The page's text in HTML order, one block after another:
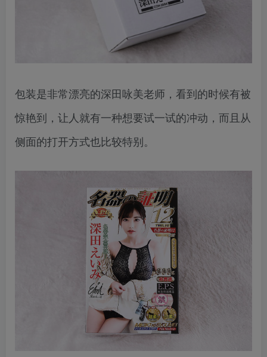
包装是非常漂亮的深田咏美老师，看到的时候有被
惊艳到，让人就有一种想要试一试的冲动，而且从
侧面的打开方式也比较特别。